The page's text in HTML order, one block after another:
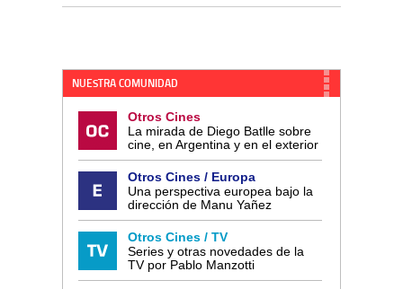
NUESTRA COMUNIDAD
Otros Cines
La mirada de Diego Batlle sobre
cine, en Argentina y en el exterior
Otros Cines / Europa
Una perspectiva europea bajo la
dirección de Manu Yañez
Otros Cines / TV
Series y otras novedades de la
TV por Pablo Manzotti